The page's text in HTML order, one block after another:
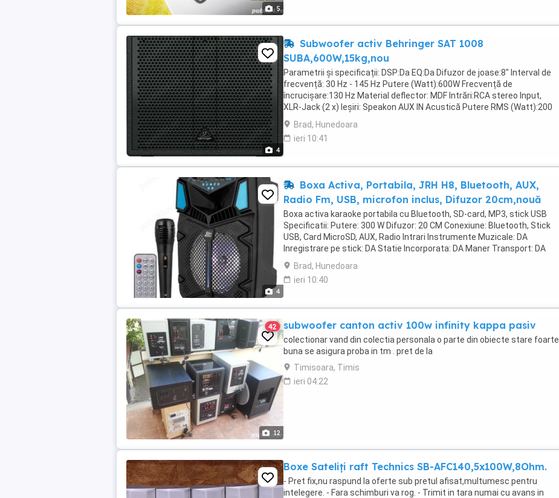
5
4
Subwoofer activ Behringer SAT 1008
SUBA,600W,15kg,nou
Parametrii și specificații: DSP:Da EQ:Da Difuzor de joase:8" Interval de
frecvență: 30 Hz - 145 Hz Putere (Watt):600W Frecvență de
încrucișare:130 Hz Material deflector: MDF Intrări:RCA stereo Input,
XLR-Jack (2 x) Ieşiri: Speakon AUX IN Acustică Putere RMS (Watt):200
Pachetul conține: Cablu de alimentare Incarcare Alimentare ...
Brad, Hunedoara
ieri 10:41
4
Boxa Activa, Portabila, JRH H8, Bluetooth, AUX,
Radio Fm, USB, microfon inclus, Difuzor 20cm,nouă
Boxa activa karaoke portabila cu Bluetooth, SD-card, MP3, stick USB
Specificatii: Putere: 300 W Difuzor: 20 CM Conexiune: Bluetooth, Stick
USB, Card MicroSD, AUX, Radio Intrari Instrumente Muzicale: DA
Inregistrare pe stick: DA Statie Incorporata: DA Maner Transport: DA
Alimentare: 220V ...
Brad, Hunedoara
ieri 10:40
12
42 subwoofer canton activ 100w infinity kappa pasiv
colectionar vand din colectia personala o parte din obiecte stare foarte
buna se asigura proba in tm . pret de la
Timisoara, Timis
ieri 04:22
Boxe Sateliți raft Technics SB-AFC140,5x100W,8Ohm.
- Pret fix,nu raspund la oferte sub pretul afisat,multumesc pentru
intelegere. - Fara schimburi va rog. - Trimit in tara numai cu avans in